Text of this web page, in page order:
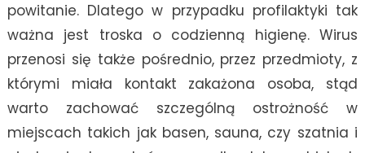
powitanie. Dlatego w przypadku profilaktyki tak
ważna jest troska o codzienną higienę. Wirus
przenosi się także pośrednio, przez przedmioty, z
którymi miała kontakt zakażona osoba, stąd
warto zachować szczególną ostrożność w
miejscach takich jak basen, sauna, czy szatnia i